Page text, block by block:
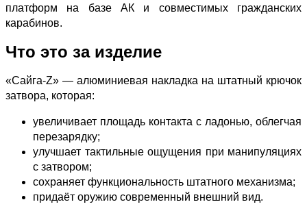
платформ на базе АК и совместимых гражданских
карабинов.
Что это за изделие
«Сайга‑Z» — алюминиевая накладка на штатный крючок
затвора, которая:
увеличивает площадь контакта с ладонью, облегчая
перезарядку;
улучшает тактильные ощущения при манипуляциях
с затвором;
сохраняет функциональность штатного механизма;
придаёт оружию современный внешний вид.